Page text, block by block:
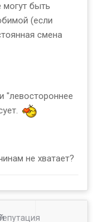
быть
(если
смена
"левостороннее
не хватает?